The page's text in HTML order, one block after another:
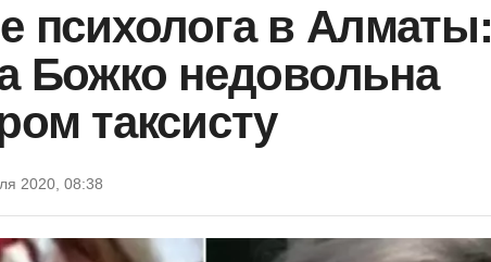
психолога в Алматы:
Божко недовольна
таксисту
2020, 08:38